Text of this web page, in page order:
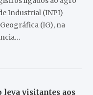
Industrial (INPI)
(IG), na
visitantes aos